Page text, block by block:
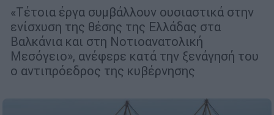
«Τέτοια έργα συμβάλλουν ουσιαστικά στην
ενίσχυση της θέσης της Ελλάδας στα
Βαλκάνια και στη Νοτιοανατολική
Μεσόγειο», ανέφερε κατά την ξενάγησή του
ο αντιπρόεδρος της κυβέρνησης